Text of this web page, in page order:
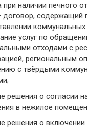
при наличии печного
договор, содержащий
коммунальных
услуг по
отходами с
региональным
с твёрдыми
решения о согласии
в нежилое
решения о включении